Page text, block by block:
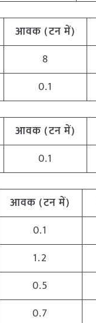
आवक (टन में)
8
0.1
आवक (टन में)
0.1
आवक (टन में)
0.1
1.2
0.5
0.7